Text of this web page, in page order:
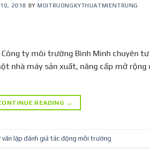
2018 BYMOITRUONGKYTHUATMIENTRUNG
ty môi trường Bình Minh chuyên
nhà máy sản xuất, nâng cấp mở rộng
READING →
lập đánh giá tác động môi trường